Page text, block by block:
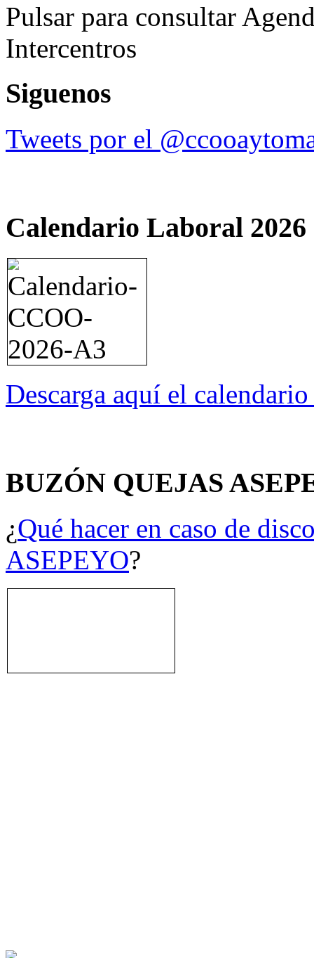
Pulsar para consultar
Intercentros
Siguenos
Tweets por el
Calendario Laboral 2026
Descarga aquí el
BUZÓN QUEJAS
¿Qué hacer en caso de
ASEPEYO?